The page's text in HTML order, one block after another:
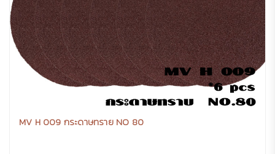
MV H 009 กระดาษทราย NO 80